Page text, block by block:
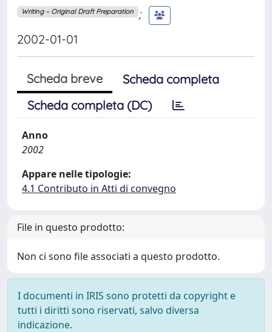
Writing – Original Draft Preparation ;
2002-01-01
Scheda breve
Scheda completa
Scheda completa (DC)
Anno
2002
Appare nelle tipologie:
4.1 Contributo in Atti di convegno
File in questo prodotto:
Non ci sono file associati a questo prodotto.
I documenti in IRIS sono protetti da copyright e
tutti i diritti sono riservati, salvo diversa
indicazione.